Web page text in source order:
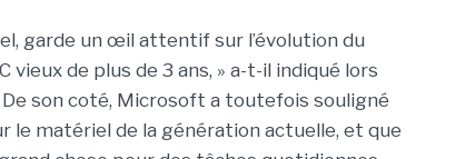
garde un œil attentif sur l’évolution du
vieux de plus de 3 ans, » a-t-il indiqué lors
De son coté, Microsoft a toutefois souligné
le matériel de la génération actuelle, et que